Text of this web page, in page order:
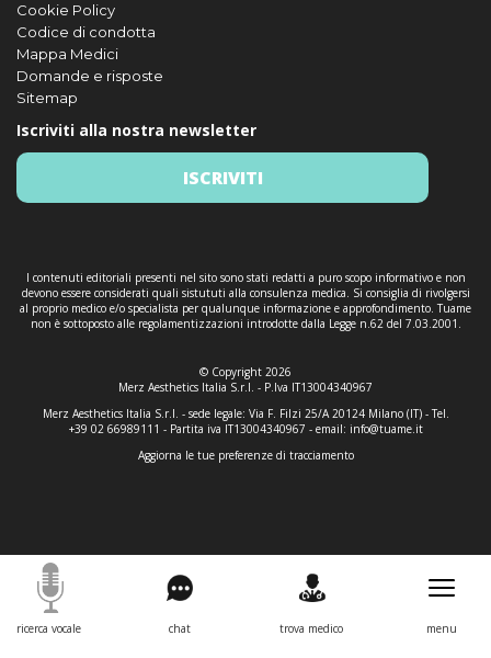
Cookie Policy
Codice di condotta
Mappa Medici
Domande e risposte
Sitemap
Iscriviti alla nostra newsletter
ISCRIVITI
I contenuti editoriali presenti nel sito sono stati redatti a puro scopo informativo e non
devono essere considerati quali sistututi alla consulenza medica. Si consiglia di rivolgersi
al proprio medico e/o specialista per qualunque informazione e approfondimento. Tuame
non è sottoposto alle regolamentizzazioni introdotte dalla Legge n.62 del 7.03.2001.
© Copyright 2026
Merz Aesthetics Italia S.r.l. - P.Iva IT13004340967
Merz Aesthetics Italia S.r.l. - sede legale: Via F. Filzi 25/A 20124 Milano (IT) - Tel.
+39 02 66989111 - Partita iva IT13004340967 - email: info@tuame.it
Aggiorna le tue preferenze di tracciamento
ricerca vocale chat trova medico menu